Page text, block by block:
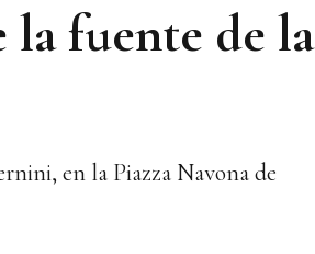
la fuente de la
en la Piazza Navona de